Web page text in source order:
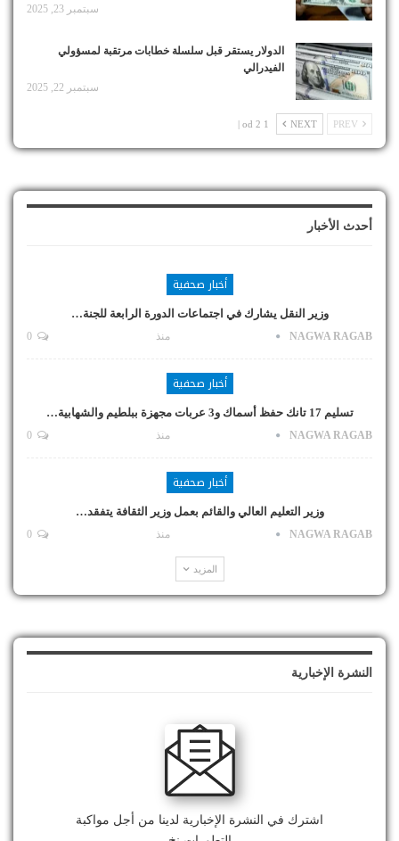
سبتمبر 23, 2025
الدولار يستقر قبل سلسلة خطابات مرتقبة لمسؤولي
الفيدرالي
سبتمبر 22, 2025
NEXT
1 od 2 |
أحدث الأخبار
أخبار صحفية
وزير النقل يشارك في اجتماعات الدورة الرابعة للجنة…
NAGWA RAGAB منذ
أخبار صحفية
تسليم 17 تانك حفظ أسماك و3 عربات مجهزة ببلطيم والشهابية…
NAGWA RAGAB منذ
أخبار صحفية
وزير التعليم العالي والقائم بعمل وزير الثقافة يتفقد…
NAGWA RAGAB منذ
المزيد
النشرة الإخبارية
اشترك في النشرة الإخبارية لدينا من أجل مواكبة